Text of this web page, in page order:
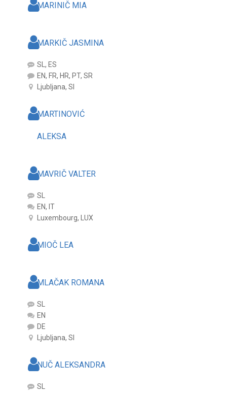
MARINIČ MIA
MARKIČ JASMINA
SL, ES
EN, FR, HR, PT, SR
Ljubljana, SI
MARTINOVIĆ
ALEKSA
MAVRIČ VALTER
SL
EN, IT
Luxembourg, LUX
MIOČ LEA
MLAČAK ROMANA
SL
EN
DE
Ljubljana, SI
NUČ ALEKSANDRA
SL